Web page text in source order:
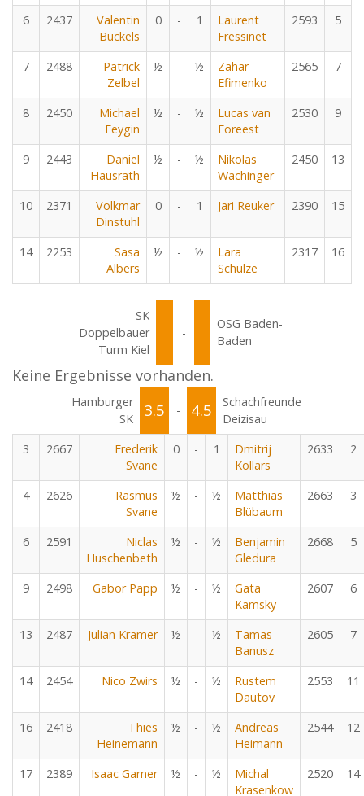
6 2437
Valentin
Buckels
0 - 1
Laurent
Fressinet
2593 5
7 2488
Patrick
Zelbel
½ - ½
Zahar
Efimenko
2565 7
8 2450
Michael
Feygin
½ - ½
Lucas van
Foreest
2530 9
9 2443
Daniel
Hausrath
½ - ½
Nikolas
Wachinger
2450 13
10 2371
Volkmar
Dinstuhl
0 - 1 Jari Reuker 2390 15
14 2253
Sasa
Albers
½ - ½
Lara
Schulze
2317 16
SK
Doppelbauer
Turm Kiel
-
OSG Baden-
Baden
Keine Ergebnisse vorhanden.
Hamburger
SK
3.5 - 4.5
Schachfreunde
Deizisau
3
2667
Frederik
Svane
0 - 1
Dmitrij
Kollars
2633 2
4 2626
Rasmus
Svane
½ - ½
Matthias
Blübaum
2663 3
6 2591
Niclas
Huschenbeth
½ - ½
Benjamin
Gledura
2668 5
9 2498 Gabor Papp ½ - ½
Gata
Kamsky
2607 6
13 2487 Julian Kramer ½ - ½
Tamas
Banusz
2605 7
14 2454 Nico Zwirs ½ - ½
Rustem
Dautov
2553 11
16 2418
Thies
Heinemann
½ - ½
Andreas
Heimann
2544 12
17 2389 Isaac Garner ½ - ½
Michal
Krasenkow
2520 14